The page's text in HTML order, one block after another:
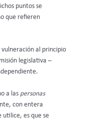
puntos se
que refieren
vulneración al principio
legislativa –
a las personas
con entera
utilice, es que se